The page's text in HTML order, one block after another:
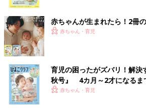
赤ちゃんが生まれたら！2冊
赤ちゃん・育児
育児の困ったがズバリ！解決
秋号』 4カ月～2才になるま
いっぱい！
赤ちゃん・育児